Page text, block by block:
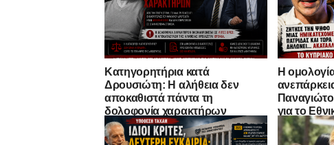
Κατηγορητήρια κατά
Δρουσιώτη: Η αλήθεια δεν
αποκαθιστά πάντα τη
δολοφονία χαρακτήρων
Η
για το